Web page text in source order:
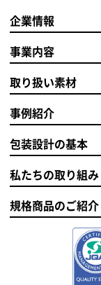
企業情報
事業内容
取り扱い素材
事例紹介
包装設計の基本
私たちの取り組み
規格商品のご紹介